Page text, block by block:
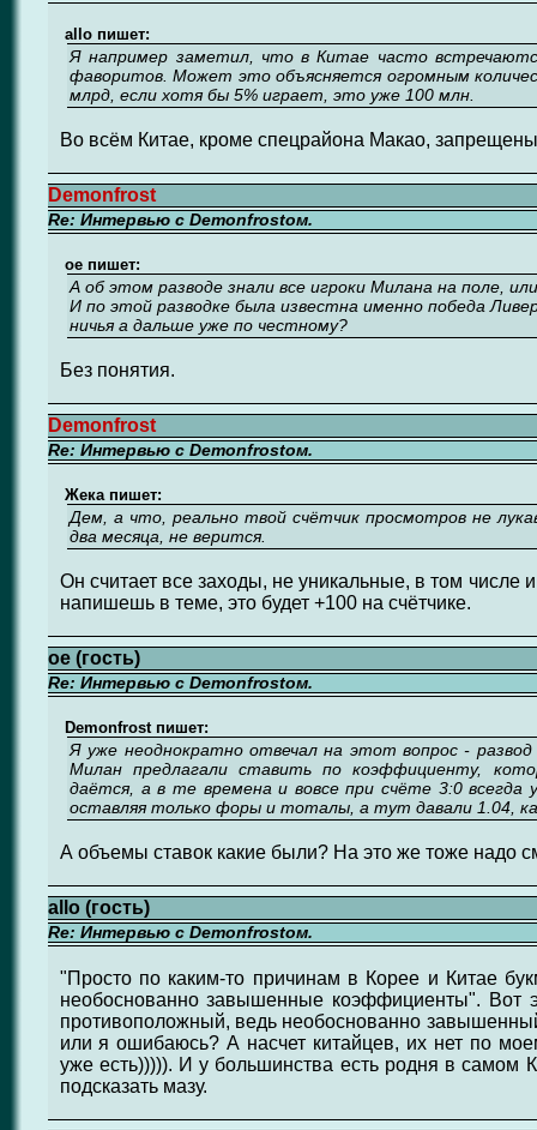
allo пишет:
Я например заметил, что в Китае часто
фаворитов. Может это объясняется огромным
млрд, если хотя бы 5% играет, это уже 100 млн.
Во всём Китае, кроме спецрайона Макао,
Demonfrost
Re: Интервью с Demonfrostом.
ое пишет:
А об этом разводе знали все игроки Милана на поле,
И по этой разводке была известна именно победа
ничья а дальше уже по честному?
Без понятия.
Demonfrost
Re: Интервью с Demonfrostом.
Жека пишет:
Дем, а что, реально твой счётчик просмотров не
два месяца, не верится.
Он считает все заходы, не уникальные, в том числе
напишешь в теме, это будет +100 на счётчике.
ое (гость)
Re: Интервью с Demonfrostом.
Demonfrost пишет:
Я уже неоднократно отвечал на этот вопрос -
Милан предлагали ставить по коэффициенту,
даётся, а в те времена и вовсе при счёте 3:0 всегда
оставляя только форы и тоталы, а тут давали 1.04,
А объемы ставок какие были? На это же тоже надо
allo (гость)
Re: Интервью с Demonfrostом.
"Просто по каким-то причинам в Корее и Китае
необоснованно завышенные коэффициенты". Вот
противоположный, ведь необоснованно
или я ошибаюсь? А насчет китайцев, их нет по
уже есть))))). И у большинства есть родня в самом
подсказать мазу.